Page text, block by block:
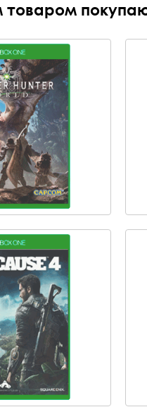
товаром